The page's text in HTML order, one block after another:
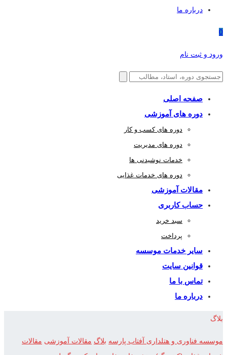
درباره ما
0
ورود و ثبت نام
صفحه اصلی
دوره های آموزشی
دوره های کسب و کار
دوره های مدیریت
خدمات نوشیدنی ها
دوره های خدمات غذایی
مقالات آموزشی
حساب کاربری
سبد خرید
پرداخت
سایر خدمات موسسه
قوانین سایت
تماس با ما
درباره ما
بلاگ
موسسه فناوری و هتلداری آفتاب پارسه بلاگ مقالات آموزشی مقالات